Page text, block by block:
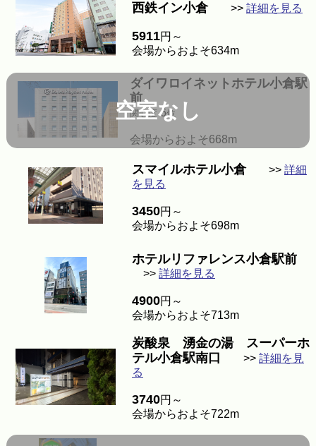
西鉄イン小倉>> 詳細を見る
5911円～
会場からおよそ634m
空室なし
ダイワロイネットホテル小倉駅
前
関心度6位
会場からおよそ668m
スマイルホテル小倉>> 詳細
を見る
3450円～
会場からおよそ698m
ホテルリファレンス小倉駅前
>> 詳細を見る
4900円～
会場からおよそ713m
炭酸泉 湧金の湯 スーパーホ
テル小倉駅南口
>> 詳細を見
る
3740円～
会場からおよそ722m